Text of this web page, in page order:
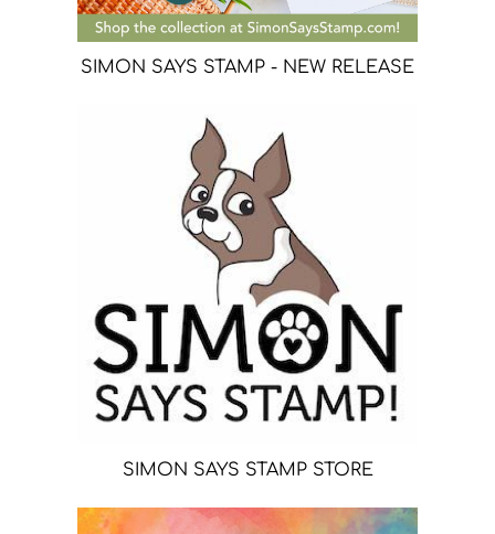
SIMON SAYS STAMP - NEW RELEASE
SIMON SAYS STAMP STORE